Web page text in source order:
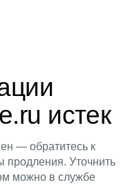
истек
— обратитесь к
продления. Уточнить
можно в службе